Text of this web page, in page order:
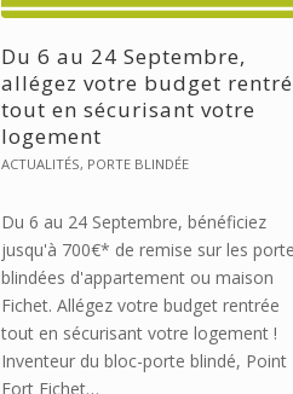
Du 6 au 24 Septembre,
allégez votre budget
tout en sécurisant votre
logement
ACTUALITÉS, PORTE BLINDÉE
Du 6 au 24 Septembre, bénéficiez
jusqu'à 700€* de remise sur les
blindées d'appartement ou maison
Fichet. Allégez votre budget rentrée
tout en sécurisant votre logement !
Inventeur du bloc-porte blindé, Point
Fort Fichet…